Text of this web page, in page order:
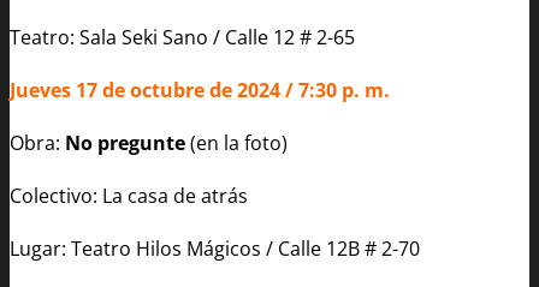
Teatro: Sala Seki Sano / Calle 12 # 2-65
Jueves 17 de octubre de 2024 / 7:30 p. m.
Obra: No pregunte(en la foto)
Colectivo: La casa de atrás
Lugar: Teatro Hilos Mágicos / Calle 12B # 2-70